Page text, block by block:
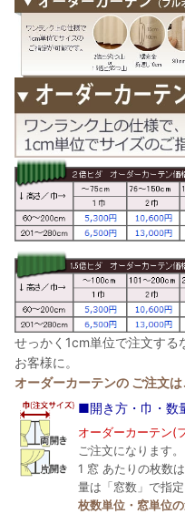
せっかく1cm単位で注文する
お客様に。
オーダーカーテンの ご注文は
■開き方・巾・数
オーダーカーテン(
ご注文になります。
1 窓 あたりの枚数
量は「窓数」で指定
枚数単位・窓単位